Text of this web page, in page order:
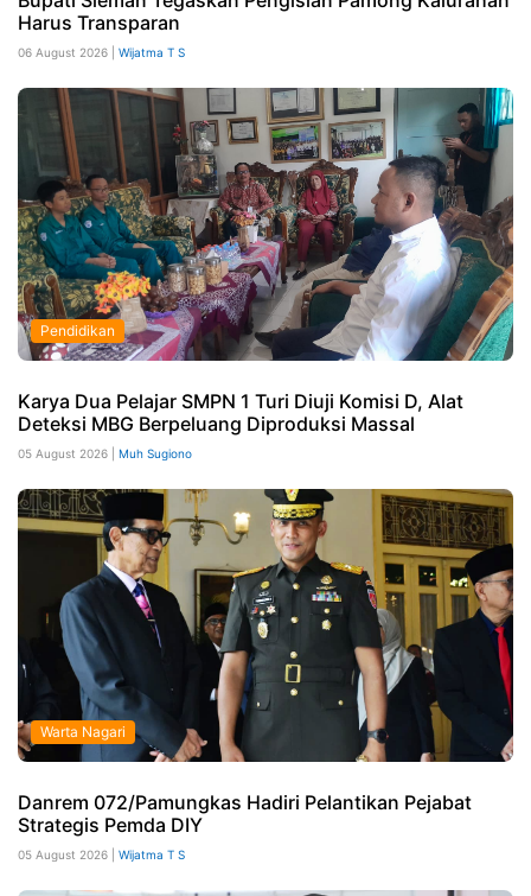
Harus Transparan
06 August 2026 | Wijatma T S
Pendidikan
Karya Dua Pelajar SMPN 1 Turi Diuji Komisi D, Alat
Deteksi MBG Berpeluang Diproduksi Massal
05 August 2026 | Muh Sugiono
Warta Nagari
Danrem 072/Pamungkas Hadiri Pelantikan Pejabat
Strategis Pemda DIY
05 August 2026 | Wijatma T S